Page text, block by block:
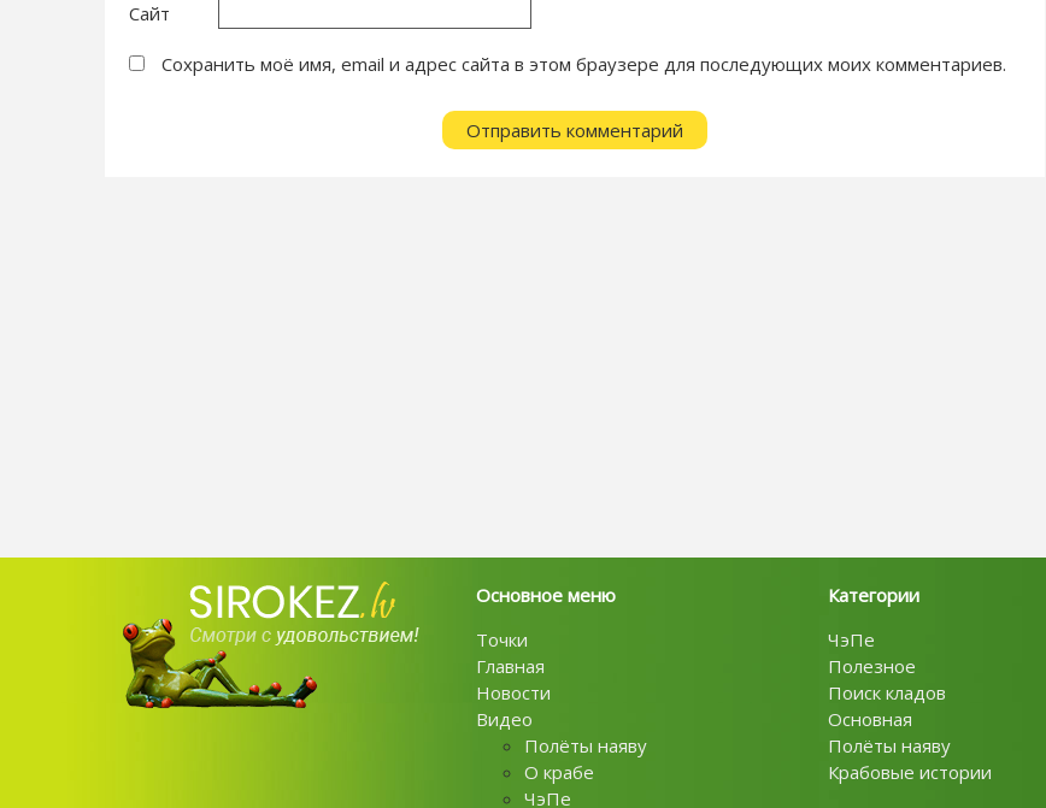
Сайт
Сохранить моё имя, email и адрес сайта в этом браузере для последующих моих комментариев.
Основное меню
Точки
Главная
Новости
Видео
Полёты наяву
О крабе
ЧэПе
Категории
ЧэПе
Полезное
Поиск кладов
Основная
Полёты наяву
Крабовые истории